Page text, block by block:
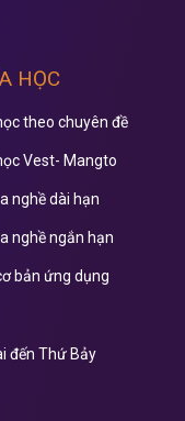
HỌC
theo chuyên đề
Vest- Mangto
nghề dài hạn
nghề ngắn hạn
bản ứng dụng
đến Thứ Bảy